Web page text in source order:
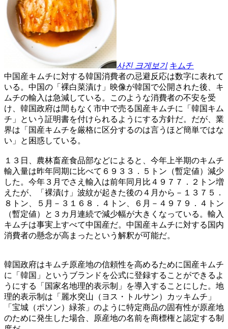
사진 크게보기 キムチ
中国産キムチに対する韓国消費者の忌避反応は数字に表れて
いる。中国の「裸白菜漬け」映像が韓国で公開された後、キ
ムチの輸入は急減している。このような消費者の不安を受
け、韓国政府は間もなく市中で売る国産キムチに「韓国キム
チ」という証明書を付けられるようにする方針だ。だが、業
界は「国産キムチを厳格に区分するのは言うほど簡単ではな
い」と困惑している。
１３日、農林畜産食品部などによると、今年上半期のキムチ
輸入量は昨年同期に比べて６９３３．５トン（暫定値）減少
した。今年３月でさえ輸入は前年同月比４９７７．２トン増
えたが、「裸漬け」波紋が起きた後の４月から－１３７５．
８トン、５月－３１６８．４トン、６月－４９７９．４トン
（暫定値）と３カ月連続で減少幅が大きくなっている。輸入
キムチは事実上すべて中国産だ。中国産キムチに対する国内
消費者の懸念が高まったという解釈が可能だ。
韓国政府はキムチ原産地の信頼性を高めるために国産キムチ
に「韓国」というブランドを公式に登録することができるよ
うにする「国家名地理的表示制」を導入することにした。地
理的表示制は「麗水突山（ヨス・トルサン）カッキムチ」
「宝城（ポソン）緑茶」のように特定商品の固有性が原産地
のために発生した場合、原産地の名前を商標権と認定する制